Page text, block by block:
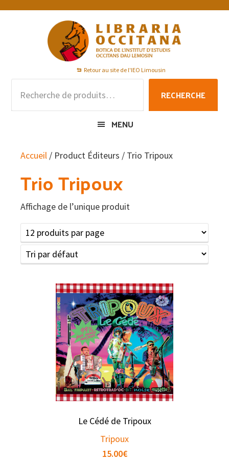
Passer
Passer
Passer
Retour au site de l'IEO Limousin
pour :
RECHERCHE
MENU
Accueil / Product Éditeurs / Trio Tripoux
Trio Tripoux
Affichage de l’unique produit
Le Cédé de Tripoux
Tripoux
15.00€